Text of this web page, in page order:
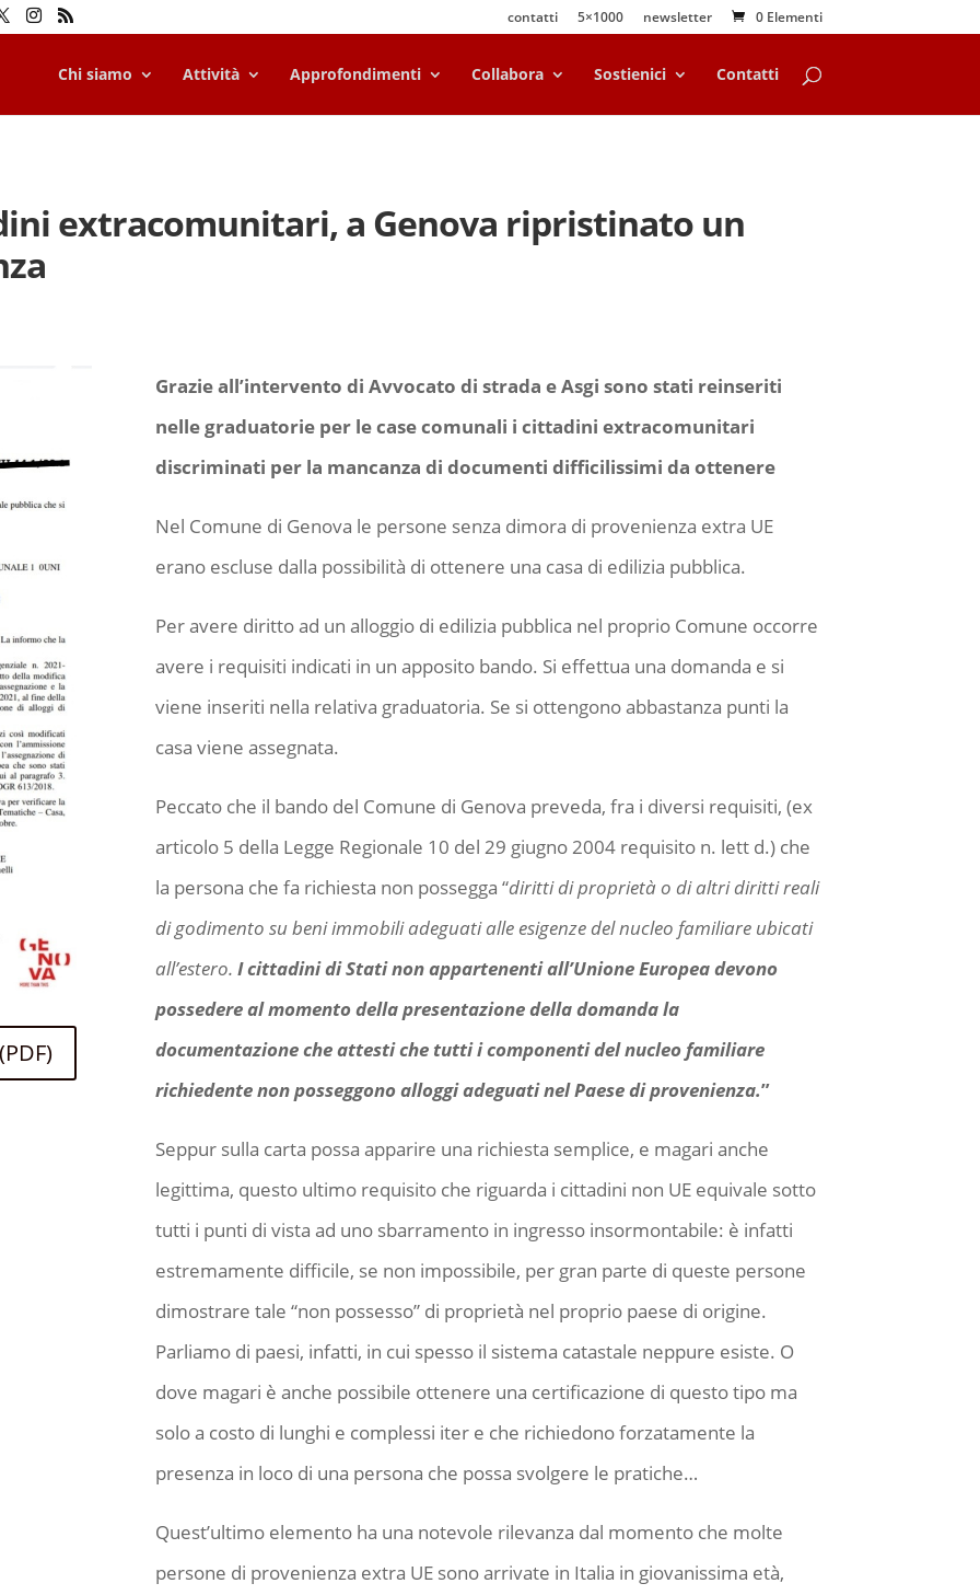
contatti 5×1000 newsletter 0 Elementi
Chi siamo Attività Approfondimenti Collabora Sostienici Contatti
extracomunitari, a Genova ripristinato un
Grazie all’intervento di Avvocato di strada e Asgi sono stati reinseriti
nelle graduatorie per le case comunali i cittadini extracomunitari
discriminati per la mancanza di documenti difficilissimi da ottenere
Nel Comune di Genova le persone senza dimora di provenienza extra UE
erano escluse dalla possibilità di ottenere una casa di edilizia pubblica.
Per avere diritto ad un alloggio di edilizia pubblica nel proprio Comune occorre
avere i requisiti indicati in un apposito bando. Si effettua una domanda e si
viene inseriti nella relativa graduatoria. Se si ottengono abbastanza punti la
casa viene assegnata.
Peccato che il bando del Comune di Genova preveda, fra i diversi requisiti, (ex
articolo 5 della Legge Regionale 10 del 29 giugno 2004 requisito n. lett d.) che
la persona che fa richiesta non possegga “diritti di proprietà o di altri diritti reali
di godimento su beni immobili adeguati alle esigenze del nucleo familiare ubicati
all’estero. I cittadini di Stati non appartenenti all’Unione Europea devono
possedere al momento della presentazione della domanda la
documentazione che attesti che tutti i componenti del nucleo familiare
richiedente non posseggono alloggi adeguati nel Paese di provenienza.”
Seppur sulla carta possa apparire una richiesta semplice, e magari anche
legittima, questo ultimo requisito che riguarda i cittadini non UE equivale sotto
tutti i punti di vista ad uno sbarramento in ingresso insormontabile: è infatti
estremamente difficile, se non impossibile, per gran parte di queste persone
dimostrare tale “non possesso” di proprietà nel proprio paese di origine.
Parliamo di paesi, infatti, in cui spesso il sistema catastale neppure esiste. O
dove magari è anche possibile ottenere una certificazione di questo tipo ma
solo a costo di lunghi e complessi iter e che richiedono forzatamente la
presenza in loco di una persona che possa svolgere le pratiche…
Quest’ultimo elemento ha una notevole rilevanza dal momento che molte
persone di provenienza extra UE sono arrivate in Italia in giovanissima età,